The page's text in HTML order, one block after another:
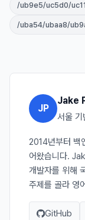
/ub9e5/uc5d0/
/uba54/ubaa8/
JP
Jake
서울 기
2014년부터 백
어왔습니다.
개발자를 위해
주제를 골라 영
GitHub